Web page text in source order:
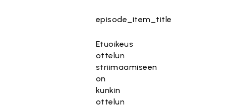
episode_item_title
Etuoikeus
ottelun
striimaamiseen
on
kunkin
ottelun